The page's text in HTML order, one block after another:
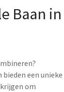
Baan in
een unieke
om